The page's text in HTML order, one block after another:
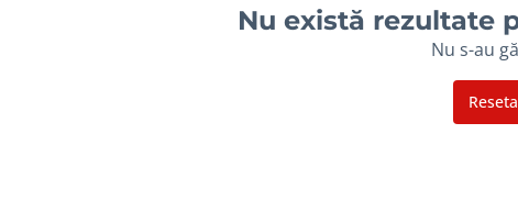
Nu există rezultate
Nu s-au